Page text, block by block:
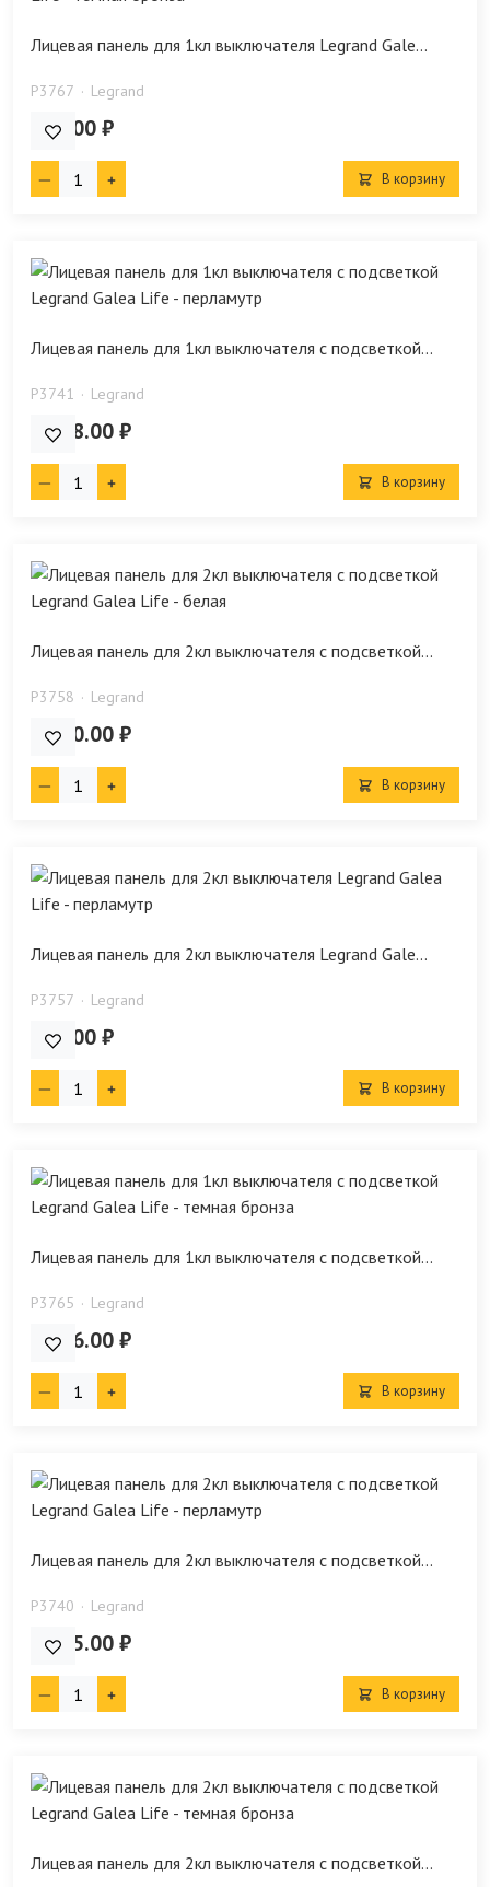
Лицевая панель для 1кл выключателя Legrand Gale...
P3767 Legrand
635.00 ₽
В корзину
Лицевая панель для 1кл выключателя с подсветкой...
P3741 Legrand
1 058.00 ₽
В корзину
Лицевая панель для 2кл выключателя с подсветкой...
P3758 Legrand
1 080.00 ₽
В корзину
Лицевая панель для 2кл выключателя Legrand Gale...
P3757 Legrand
910.00 ₽
В корзину
Лицевая панель для 1кл выключателя с подсветкой...
P3765 Legrand
1 366.00 ₽
В корзину
Лицевая панель для 2кл выключателя с подсветкой...
P3740 Legrand
1 545.00 ₽
В корзину
Лицевая панель для 2кл выключателя с подсветкой...